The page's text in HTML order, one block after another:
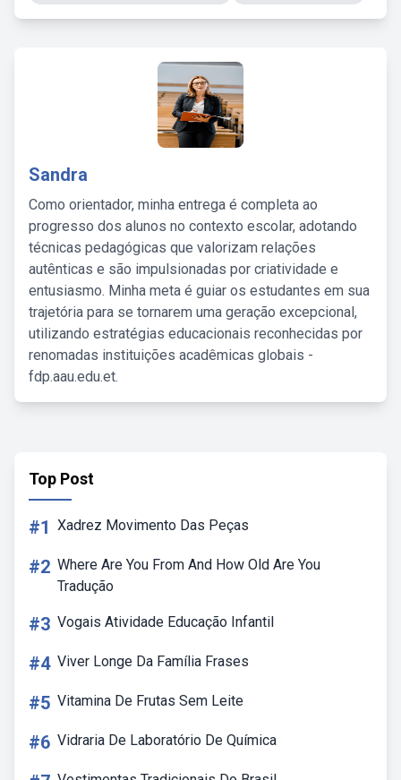
Sandra
Como orientador, minha entrega é completa ao
progresso dos alunos no contexto escolar, adotando
técnicas pedagógicas que valorizam relações
autênticas e são impulsionadas por criatividade e
entusiasmo. Minha meta é guiar os estudantes em sua
trajetória para se tornarem uma geração excepcional,
utilizando estratégias educacionais reconhecidas por
renomadas instituições acadêmicas globais -
fdp.aau.edu.et.
Top Post
#1 Xadrez Movimento Das Peças
#2 Where Are You From And How Old Are You
Tradução
#3 Vogais Atividade Educação Infantil
#4 Viver Longe Da Família Frases
#5 Vitamina De Frutas Sem Leite
#6 Vidraria De Laboratório De Química